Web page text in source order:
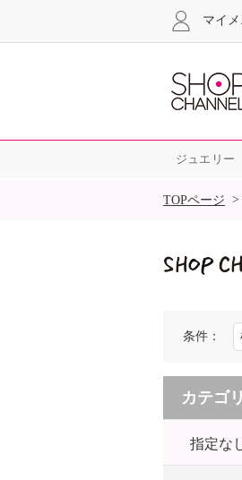
マイ
ジュエリー
SALE
TOPページ >
条件：
カテゴリ
指定な